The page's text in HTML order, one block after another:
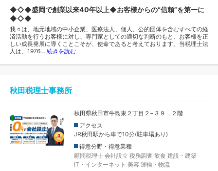
◆◇◆盛岡で創業以来40年以上◆お客様からの“信頼”を第一に
◆◇◆
我々は、地元地域の中小企業、医療法人、個人、公的団体を含むすべての経
済活動を行うお客様に対し、専門家としての適切な判断のもと、お客様を正
しい成長発展に導くことこそが、使命であると考えております。当税理士法
人は、1976… 続きを読む
秋田税理士事務所
秋田県秋田市牛島東２丁目２−３９ ２階
アクセス
JR秋田駅から車で10分(駐車場あり)
得意分野・得意業種
顧問税理士 会社設立 税務調査 飲食 建設・建築
IT・インターネット 美容 運輸・物流